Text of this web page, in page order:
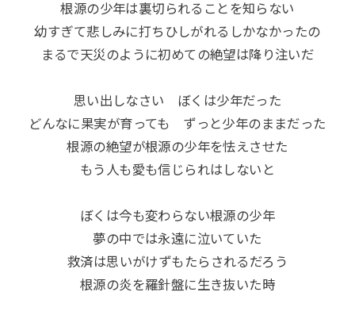
根源の少年は裏切られることを知らない
幼すぎて悲しみに打ちひしがれるしかなかったの
まるで天災のように初めての絶望は降り注いだ
思い出しなさい ぼくは少年だった
どんなに果実が育っても ずっと少年のままだった
根源の絶望が根源の少年を怯えさせた
もう人も愛も信じられはしないと
ぼくは今も変わらない根源の少年
夢の中では永遠に泣いていた
救済は思いがけずもたらされるだろう
根源の炎を羅針盤に生き抜いた時